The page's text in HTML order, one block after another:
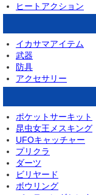
ヒートアクション
イカサマアイテム
武器
防具
アクセサリー
ポケットサーキット
昆虫女王メスキング
UFOキャッチャー
プリクラ
ダーツ
ビリヤード
ボウリング